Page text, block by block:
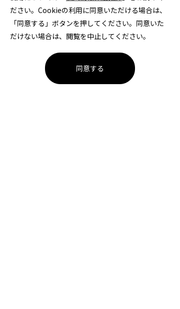
公式ソーシャルメディア
ださい。Cookieの利用に同意いただける場合は、
「同意する」ボタンを押してください。同意いた
だけない場合は、閲覧を中止してください。
同意する